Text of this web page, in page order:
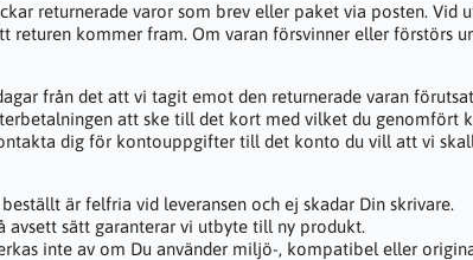
returnerade varor som brev eller paket via posten. Vid
returen kommer fram. Om varan försvinner eller förstörs
från det att vi tagit emot den returnerade varan
att ske till det kort med vilket du genomfört
dig för kontouppgifter till det konto du vill att vi
är felfria vid leveransen och ej skadar Din skrivare.
avsett sätt garanterar vi utbyte till ny produkt.
inte av om Du använder miljö-, kompatibel eller